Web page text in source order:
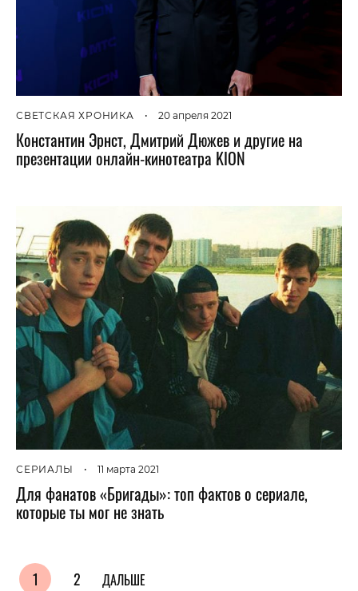
СВЕТСКАЯ ХРОНИКА • 20 апреля 2021
Константин Эрнст, Дмитрий Дюжев и другие на
презентации онлайн-кинотеатра KION
СЕРИАЛЫ • 11 марта 2021
Для фанатов «Бригады»: топ фактов о сериале,
которые ты мог не знать
1 2 ДАЛЬШЕ